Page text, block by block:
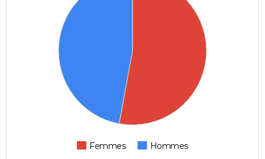
Femmes Hommes